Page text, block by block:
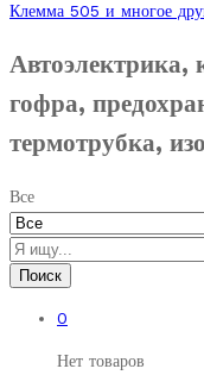
Клемма 505 и многое
гофра,
термотрубка,
Все
Поиск
0
Нет товаров